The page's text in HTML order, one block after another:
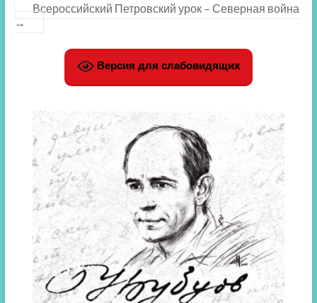
Всероссийский Петровский урок – Северная война
→
Версия для слабовидящих